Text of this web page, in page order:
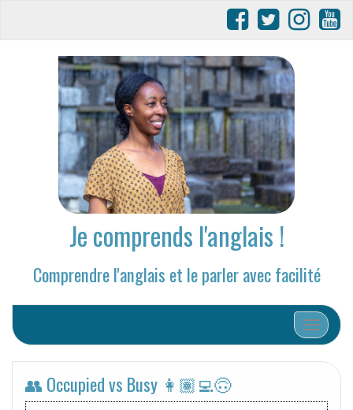
Je comprends l'anglais !
Comprendre l'anglais et le parler avec facilité
Afficher/
👥 Occupied vs Busy 👩🏽‍💻🙃